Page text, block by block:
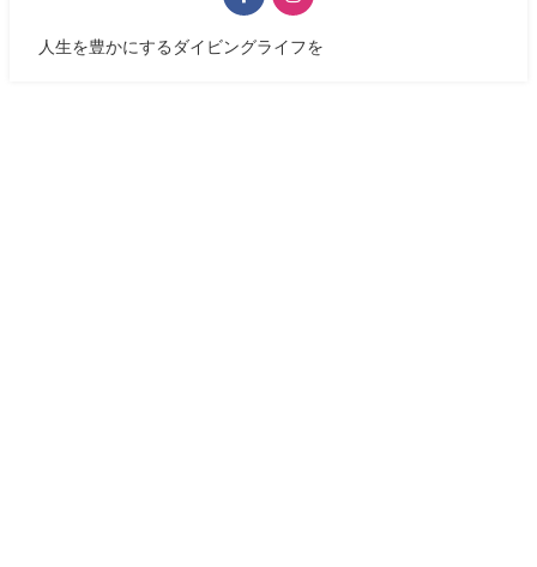
人生を豊かにするダイビングライフを